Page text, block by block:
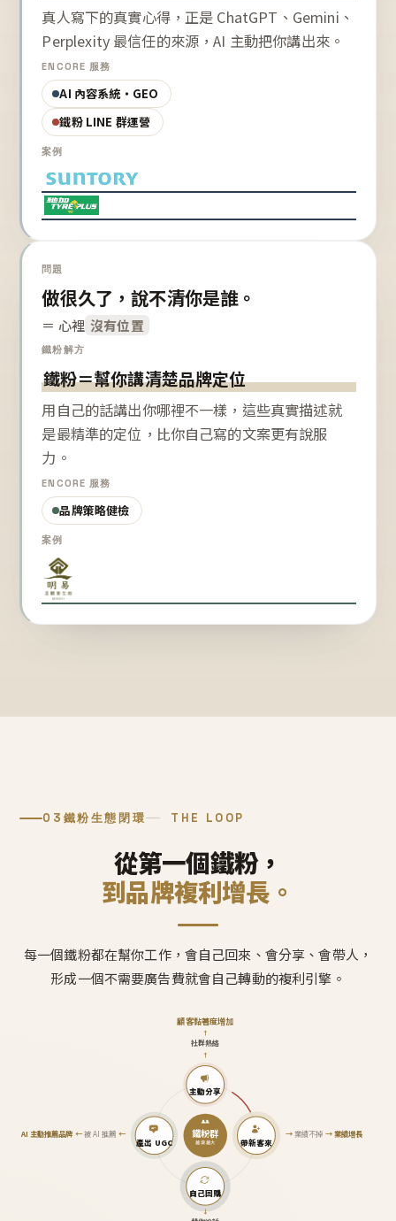
真人寫下的真實心得，正是 ChatGPT、Gemini、
Perplexity 最信任的來源，AI 主動把你講出來。
ENCORE 服務
AI 內容系統・GEO
鐵粉 LINE 群運營
案例
問題
做很久了，說不清你是誰。
＝ 心裡 沒有位置
鐵粉解方
鐵粉＝幫你講清楚品牌定位
用自己的話講出你哪裡不一樣，這些真實描述就
是最精準的定位，比你自己寫的文案更有說服
力。
ENCORE 服務
品牌策略健檢
案例
03 鐵粉生態閉環 THE LOOP
從第一個鐵粉，
到品牌複利增長。
每一個鐵粉都在幫你工作，會自己回來、會分享、會帶人，
形成一個不需要廣告費就會自己轉動的複利引擎。
鐵粉群
越滾越大
主動分享
↑
社群熱絡
↑
顧客黏著度增加
帶新客來
→業績不掉 →業績增長
自己回購
↓
產出 UGC
AI 主動推薦品牌←被 AI 推薦 ←